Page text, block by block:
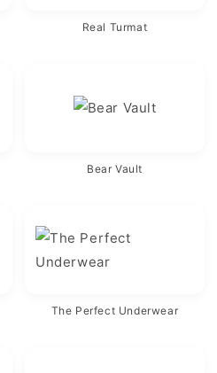
Real Turmat
Bear Vault
The Perfect Underwear